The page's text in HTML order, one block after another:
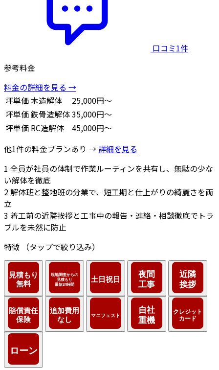
口コミ1件
参考料金
料金の詳細を見る →
坪単価木造解体
25,000円～
坪単価鉄骨造解体35,000円～
坪単価 RC造解体
45,000円～
他1件の料金プランあり → 詳細を見る
1 全員が社員の体制で作業ルーティンを共有し、無駄の少な
い解体を徹底
2解体班と整地班の分業で、短工期と仕上がりの綺麗さを両
立
3 着工前の近隣挨拶と工事中の報告・連絡・相談徹底でトラ
ブルを未然に防止
特徴
（タップで絞り込み）